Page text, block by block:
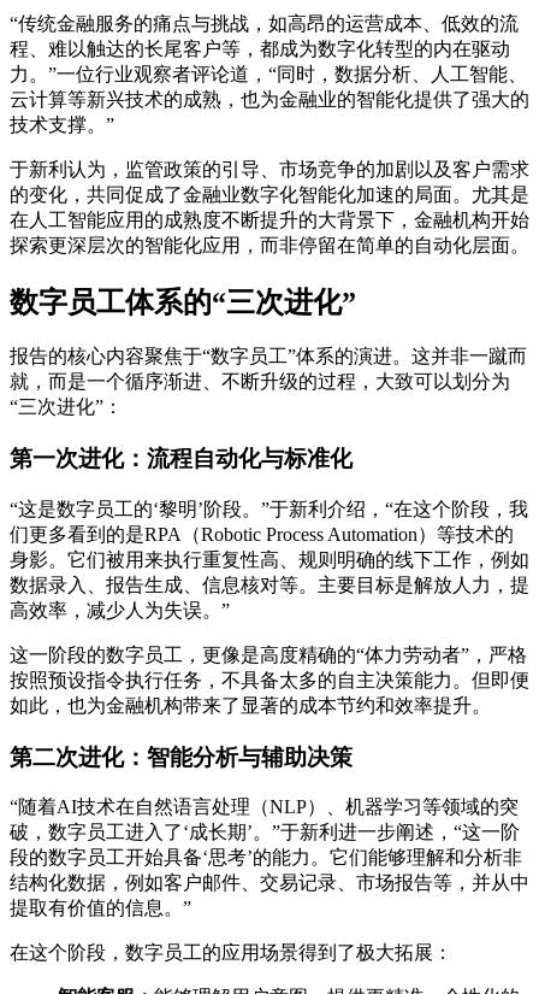
“传统金融服务的痛点与挑战，如高昂的运营成本、低效的流
程、难以触达的长尾客户等，都成为数字化转型的内在驱动
力。”一位行业观察者评论道，“同时，数据分析、人工智能、
云计算等新兴技术的成熟，也为金融业的智能化提供了强大的
技术支撑。”
于新利认为，监管政策的引导、市场竞争的加剧以及客户需求
的变化，共同促成了金融业数字化智能化加速的局面。尤其是
在人工智能应用的成熟度不断提升的大背景下，金融机构开始
探索更深层次的智能化应用，而非停留在简单的自动化层面。
数字员工体系的“三次进化”
报告的核心内容聚焦于“数字员工”体系的演进。这并非一蹴而
就，而是一个循序渐进、不断升级的过程，大致可以划分为
“三次进化”：
第一次进化：流程自动化与标准化
“这是数字员工的‘黎明’阶段。”于新利介绍，“在这个阶段，我
们更多看到的是RPA（Robotic Process Automation）等技术的
身影。它们被用来执行重复性高、规则明确的线下工作，例如
数据录入、报告生成、信息核对等。主要目标是解放人力，提
高效率，减少人为失误。”
这一阶段的数字员工，更像是高度精确的“体力劳动者”，严格
按照预设指令执行任务，不具备太多的自主决策能力。但即便
如此，也为金融机构带来了显著的成本节约和效率提升。
第二次进化：智能分析与辅助决策
“随着AI技术在自然语言处理（NLP）、机器学习等领域的突
破，数字员工进入了‘成长期’。”于新利进一步阐述，“这一阶
段的数字员工开始具备‘思考’的能力。它们能够理解和分析非
结构化数据，例如客户邮件、交易记录、市场报告等，并从中
提取有价值的信息。”
在这个阶段，数字员工的应用场景得到了极大拓展：